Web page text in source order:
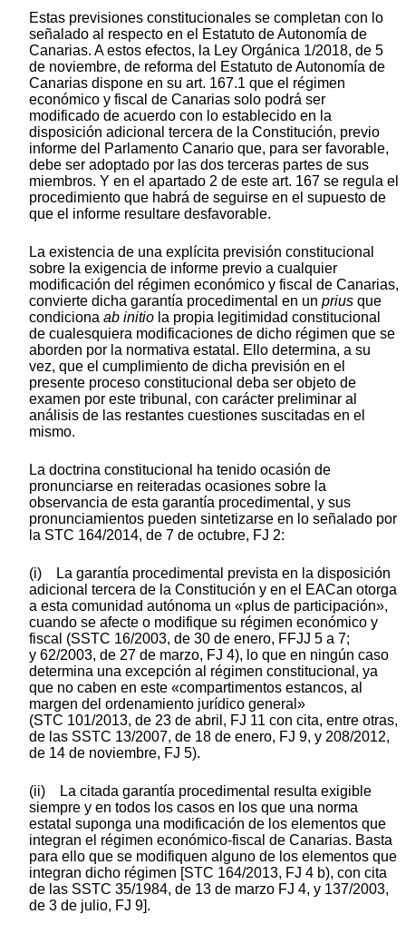
Estas previsiones constitucionales se completan con lo
señalado al respecto en el Estatuto de Autonomía de
Canarias. A estos efectos, la Ley Orgánica 1/2018, de 5
de noviembre, de reforma del Estatuto de Autonomía de
Canarias dispone en su art. 167.1 que el régimen
económico y fiscal de Canarias solo podrá ser
modificado de acuerdo con lo establecido en la
disposición adicional tercera de la Constitución, previo
informe del Parlamento Canario que, para ser favorable,
debe ser adoptado por las dos terceras partes de sus
miembros. Y en el apartado 2 de este art. 167 se regula el
procedimiento que habrá de seguirse en el supuesto de
que el informe resultare desfavorable.
La existencia de una explícita previsión constitucional
sobre la exigencia de informe previo a cualquier
modificación del régimen económico y fiscal de Canarias,
convierte dicha garantía procedimental en un prius que
condiciona ab initio la propia legitimidad constitucional
de cualesquiera modificaciones de dicho régimen que se
aborden por la normativa estatal. Ello determina, a su
vez, que el cumplimiento de dicha previsión en el
presente proceso constitucional deba ser objeto de
examen por este tribunal, con carácter preliminar al
análisis de las restantes cuestiones suscitadas en el
mismo.
La doctrina constitucional ha tenido ocasión de
pronunciarse en reiteradas ocasiones sobre la
observancia de esta garantía procedimental, y sus
pronunciamientos pueden sintetizarse en lo señalado por
la STC 164/2014, de 7 de octubre, FJ 2:
(i) La garantía procedimental prevista en la disposición
adicional tercera de la Constitución y en el EACan otorga
a esta comunidad autónoma un «plus de participación»,
cuando se afecte o modifique su régimen económico y
fiscal (SSTC 16/2003, de 30 de enero, FFJJ 5 a 7;
y 62/2003, de 27 de marzo, FJ 4), lo que en ningún caso
determina una excepción al régimen constitucional, ya
que no caben en este «compartimentos estancos, al
margen del ordenamiento jurídico general»
(STC 101/2013, de 23 de abril, FJ 11 con cita, entre otras,
de las SSTC 13/2007, de 18 de enero, FJ 9, y 208/2012,
de 14 de noviembre, FJ 5).
(ii) La citada garantía procedimental resulta exigible
siempre y en todos los casos en los que una norma
estatal suponga una modificación de los elementos que
integran el régimen económico-fiscal de Canarias. Basta
para ello que se modifiquen alguno de los elementos que
integran dicho régimen [STC 164/2013, FJ 4 b), con cita
de las SSTC 35/1984, de 13 de marzo FJ 4, y 137/2003,
de 3 de julio, FJ 9].